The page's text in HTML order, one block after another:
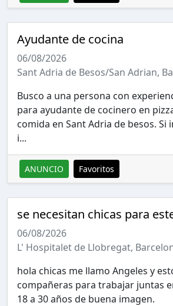
Ayudante de cocina
06/08/2026
Sant Adria de Besos/San Adrian,
Busco a una persona con
para ayudante de cocinero en
comida en Sant Adria de besos. Si
i...
ANUNCIO Favoritos
se necesitan chicas para
06/08/2026
L' Hospitalet de Llobregat,
hola chicas me llamo Angeles y
compañeras para trabajar juntas
18 a 30 años de buena imagen.